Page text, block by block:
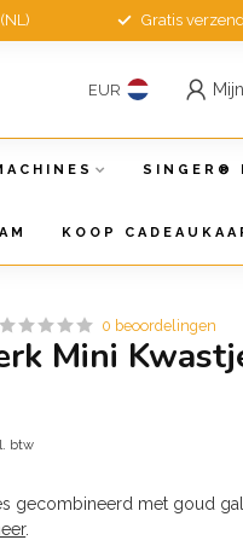
Gratis
EUR
SINGER®
KOOP
0 beoordelingen
Mini
btw
gecombineerd met goud
.